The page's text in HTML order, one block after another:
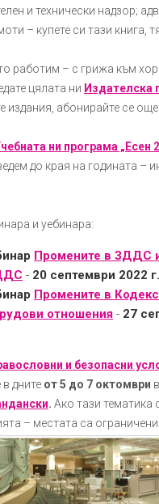
и технически надзор;
– купете си тази книга,
работим – с грижа към
цялата ни Издателска
издания, абонирайте се
ни програма „Есен
до края на годината –
и уебинара:
Промените в ЗДДС
- 20 септември 2022 г.
Промените в
отношения - 27
и безопасни
в дните от5 до 7 октомври
. Ако тази
– местата са